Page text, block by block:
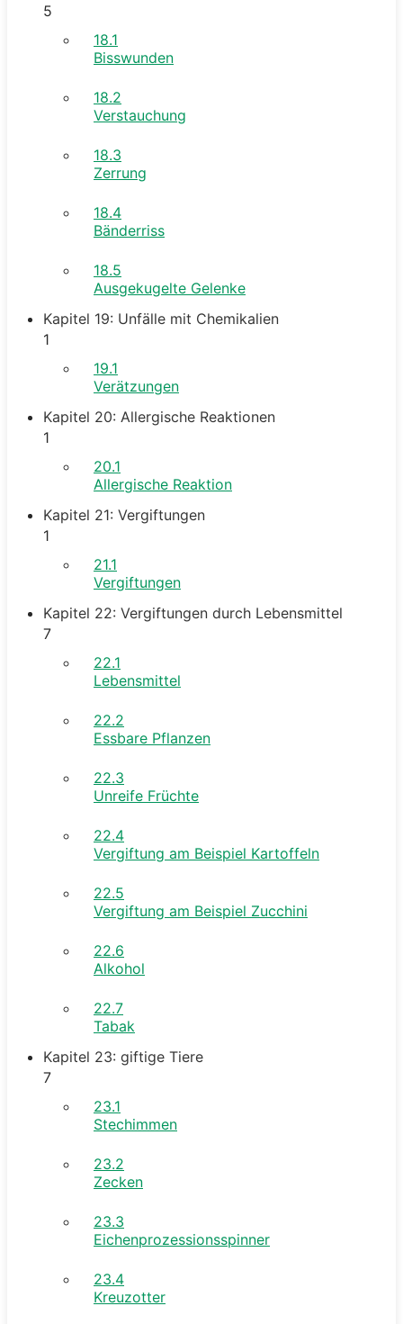
5
18.1
Bisswunden
18.2
Verstauchung
18.3
Zerrung
18.4
Bänderriss
18.5
Ausgekugelte Gelenke
Kapitel 19: Unfälle mit Chemikalien
1
19.1
Verätzungen
Kapitel 20: Allergische Reaktionen
1
20.1
Allergische Reaktion
Kapitel 21: Vergiftungen
1
21.1
Vergiftungen
Kapitel 22: Vergiftungen durch Lebensmittel
7
22.1
Lebensmittel
22.2
Essbare Pflanzen
22.3
Unreife Früchte
22.4
Vergiftung am Beispiel Kartoffeln
22.5
Vergiftung am Beispiel Zucchini
22.6
Alkohol
22.7
Tabak
Kapitel 23: giftige Tiere
7
23.1
Stechimmen
23.2
Zecken
23.3
Eichenprozessionsspinner
23.4
Kreuzotter